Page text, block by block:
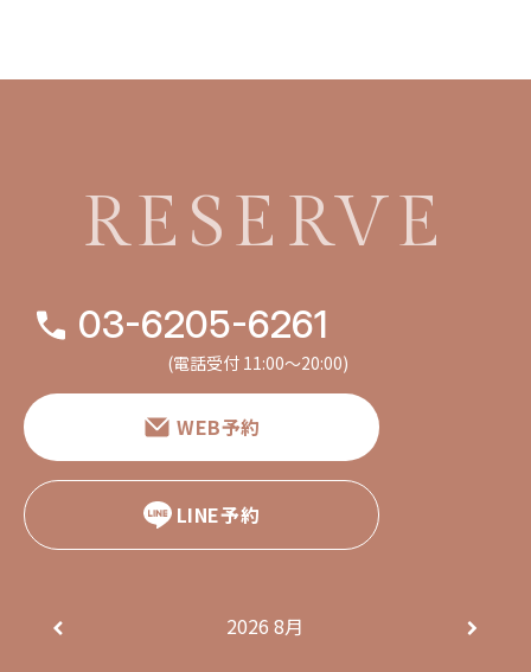
RESERVE
03-6205-6261
(電話受付 11:00〜20:00)
WEB予約
LINE予約
2026 8月